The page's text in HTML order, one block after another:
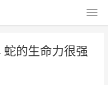
的生命力很强